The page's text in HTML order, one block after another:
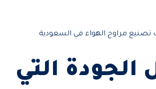
الجودة التي